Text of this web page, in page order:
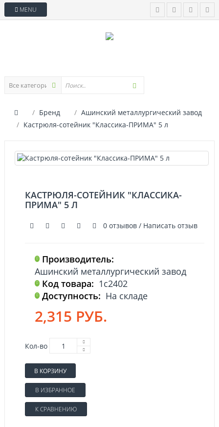
MENU
Бренд
Ашинский металлургический завод
Кастрюля-сотейник "Классика-ПРИМА" 5 л
КАСТРЮЛЯ-СОТЕЙНИК "КЛАССИКА-
ПРИМА" 5 Л
0 отзывов / Написать отзыв
Производитель:
Ашинский металлургический завод
Код товара: 1с2402
Доступность: На складе
2,315 РУБ.
Кол-во
В КОРЗИНУ
В ИЗБРАННОЕ
К СРАВНЕНИЮ